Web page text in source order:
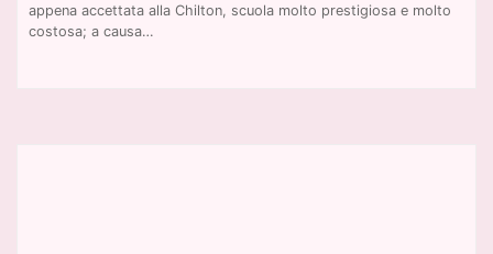
appena accettata alla Chilton, scuola molto prestigiosa e molto
costosa; a causa…